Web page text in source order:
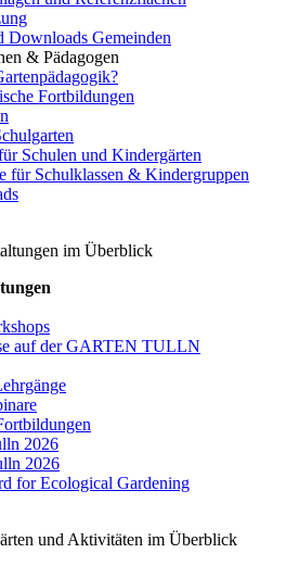
Downloads Gemeinden
& Pädagogen
Fortbildungen
Schulen und Kindergärten
für Schulklassen & Kindergruppen
im Überblick
auf der GARTEN TULLN
2026
2026
for Ecological Gardening
und Aktivitäten im Überblick